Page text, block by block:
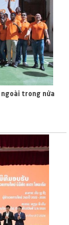
ngoài trong nửa